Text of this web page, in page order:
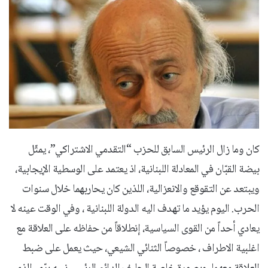
كان وما زال الرئيس السابق للحزب “التقدمي الاشتراكي”، يمثّل
بيضة القبّان في المعادلة اللبنانية، اذ يعتمد على الوسطية الإيجابية،
ويبتعد عن التقوقع والانعزالية، اللذين كان يحاربهما خلال سنوات
الحرب. اليوم يؤيد ما تهدف اليه الدولة اللبنانية ، وفي الوقت عينه لا
يعادي أحداً من القوى السياسية، إنطلاقاً من حفاظه على العلاقة مع
اغلبية الاطراف ، خصوصاً الثنائي الشيعي، حيث يعمل على ضبط